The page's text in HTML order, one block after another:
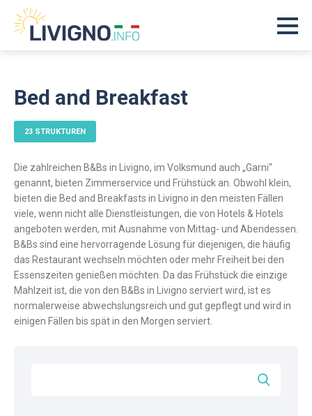
Bed and Breakfast
23 STRUKTUREN
Die zahlreichen B&Bs in Livigno, im Volksmund auch „Garni“
genannt, bieten Zimmerservice und Frühstück an. Obwohl klein,
bieten die Bed and Breakfasts in Livigno in den meisten Fällen
viele, wenn nicht alle Dienstleistungen, die von Hotels & Hotels
angeboten werden, mit Ausnahme von Mittag- und Abendessen.
B&Bs sind eine hervorragende Lösung für diejenigen, die häufig
das Restaurant wechseln möchten oder mehr Freiheit bei den
Essenszeiten genießen möchten. Da das Frühstück die einzige
Mahlzeit ist, die von den B&Bs in Livigno serviert wird, ist es
normalerweise abwechslungsreich und gut gepflegt und wird in
einigen Fällen bis spät in den Morgen serviert.